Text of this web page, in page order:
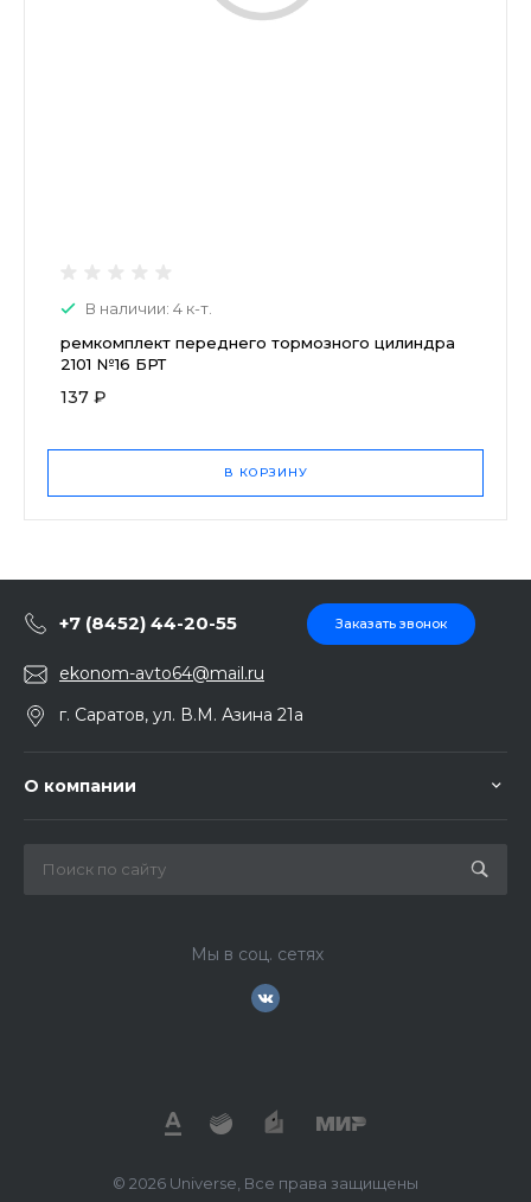
В наличии: 4 к-т.
ремкомплект переднего тормозного цилиндра
2101 №16 БРТ
137 ₽
В КОРЗИНУ
+7 (8452) 44-20-55 Заказать звонок
ekonom-avto64@mail.ru
г. Саратов, ул. В.М. Азина 21а
О компании
Мы в соц. сетях
© 2026 Universe, Все права защищены